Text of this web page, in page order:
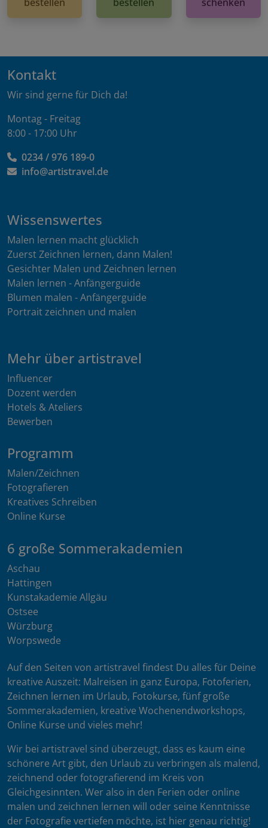
Kontakt
Wir sind gerne für Dich da!
Montag - Freitag
8:00 - 17:00 Uhr
0234 / 976 189-0
info@artistravel.de
Wissenswertes
Malen lernen macht glücklich
Zuerst Zeichnen lernen, dann Malen!
Gesichter Malen und Zeichnen lernen
Malen lernen - Anfängerguide
Blumen malen - Anfängerguide
Portrait zeichnen und malen
Mehr über artistravel
Influencer
Dozent werden
Hotels & Ateliers
Bewerben
Programm
Malen/Zeichnen
Fotografieren
Kreatives Schreiben
Online Kurse
6 große Sommerakademien
Aschau
Hattingen
Kunstakademie Allgäu
Ostsee
Würzburg
Worpswede
Auf den Seiten von artistravel findest Du alles für Deine
kreative Auszeit: Malreisen in ganz Europa, Fotoferien,
Zeichnen lernen im Urlaub, Fotokurse, fünf große
Sommerakademien, kreative Wochenendworkshops,
Online Kurse und vieles mehr!
Wir bei artistravel sind überzeugt, dass es kaum eine
schönere Art gibt, den Urlaub zu verbringen als malend,
zeichnend oder fotografierend im Kreis von
Gleichgesinnten. Wer also in den Ferien oder online
malen und zeichnen lernen will oder seine Kenntnisse
der Fotografie vertiefen möchte, ist hier genau richtig!